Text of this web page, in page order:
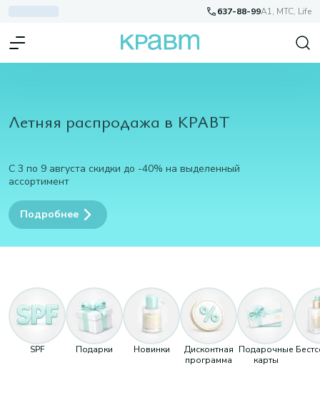
637-88-99A1, МТС, Life
Летняя распродажа в КРАВТ
С 3 по 9 августа скидки до -40% на выделенный
ассортимент
Подробнее
SPF Подарки Новинки
Дисконтная
программа
Подарочные
карты